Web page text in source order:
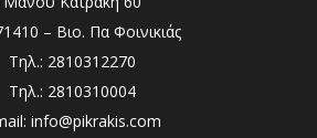
– Βιο. Πα Φοινικιάς
Τηλ.: 2810312270
Τηλ.: 2810310004
info@pikrakis.com